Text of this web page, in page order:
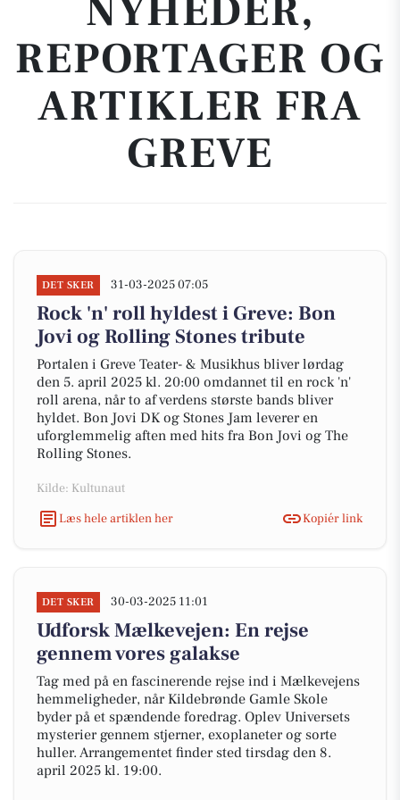
NYHEDER,
REPORTAGER OG
ARTIKLER FRA
GREVE
DET SKER 31-03-2025 07:05
Rock 'n' roll hyldest i Greve: Bon
Jovi og Rolling Stones tribute
Portalen i Greve Teater- & Musikhus bliver lørdag
den 5. april 2025 kl. 20:00 omdannet til en rock 'n'
roll arena, når to af verdens største bands bliver
hyldet. Bon Jovi DK og Stones Jam leverer en
uforglemmelig aften med hits fra Bon Jovi og The
Rolling Stones.
Kilde: Kultunaut
Læs hele artiklen her
Kopiér link
DET SKER 30-03-2025 11:01
Udforsk Mælkevejen: En rejse
gennem vores galakse
Tag med på en fascinerende rejse ind i Mælkevejens
hemmeligheder, når Kildebrønde Gamle Skole
byder på et spændende foredrag. Oplev Universets
mysterier gennem stjerner, exoplaneter og sorte
huller. Arrangementet finder sted tirsdag den 8.
april 2025 kl. 19:00.